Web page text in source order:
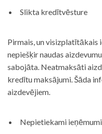
Slikta kredītvēsture
Pirmais, un
nepiešķir naudas
sabojāta. Neatmaksāti
kredītu maksājumi. Šāda
aizdevējiem.
Nepietiekami ieņēmumi